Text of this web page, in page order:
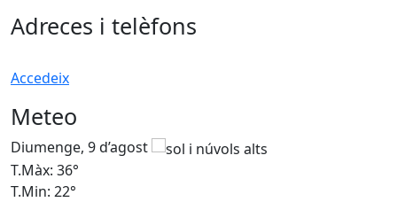
Adreces i telèfons
Accedeix
Meteo
Diumenge, 9 d’agost
T.Màx: 36°
T.Min: 22°